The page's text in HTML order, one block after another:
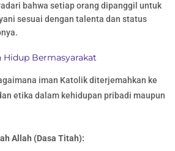
bahwa setiap orang dipanggil untuk
sesuai dengan talenta dan status
Hidup Bermasyarakat
iman Katolik diterjemahkan ke
etika dalam kehidupan pribadi maupun
Allah (Dasa Titah):